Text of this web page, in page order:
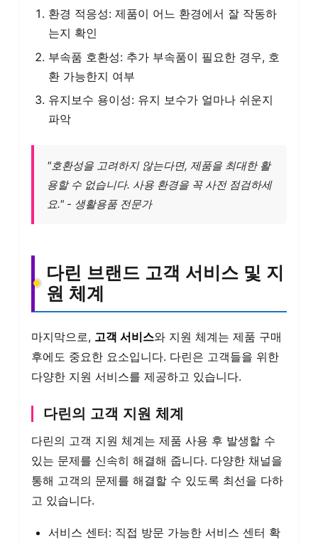
환경 적응성: 제품이 어느 환경에서 잘 작동하
는지 확인
부속품 호환성: 추가 부속품이 필요한 경우, 호
환 가능한지 여부
유지보수 용이성: 유지 보수가 얼마나 쉬운지
파악
"호환성을 고려하지 않는다면, 제품을 최대한 활
용할 수 없습니다. 사용 환경을 꼭 사전 점검하세
요." - 생활용품 전문가
다린 브랜드 고객 서비스 및 지
원 체계
마지막으로, 고객 서비스와 지원 체계는 제품 구매
후에도 중요한 요소입니다. 다린은 고객들을 위한
다양한 지원 서비스를 제공하고 있습니다.
다린의 고객 지원 체계
다린의 고객 지원 체계는 제품 사용 후 발생할 수
있는 문제를 신속히 해결해 줍니다. 다양한 채널을
통해 고객의 문제를 해결할 수 있도록 최선을 다하
고 있습니다.
서비스 센터: 직접 방문 가능한 서비스 센터 확